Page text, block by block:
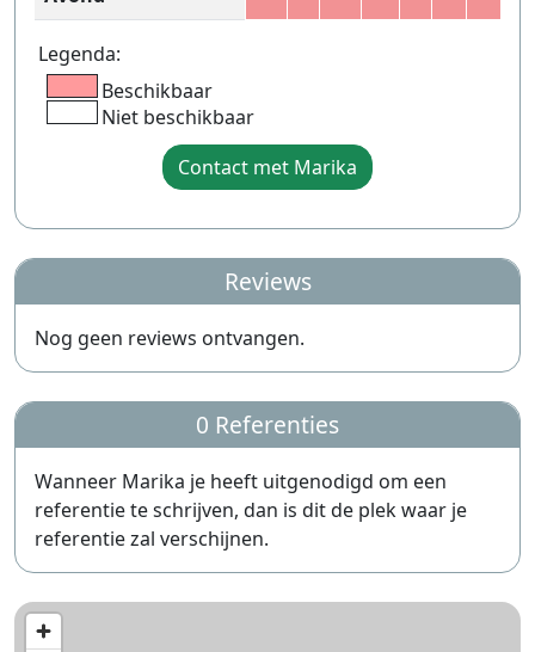
Legenda:
Beschikbaar
Niet beschikbaar
Contact met Marika
Reviews
Nog geen reviews ontvangen.
0 Referenties
Wanneer Marika je heeft uitgenodigd om een
referentie te schrijven, dan is dit de plek waar je
referentie zal verschijnen.